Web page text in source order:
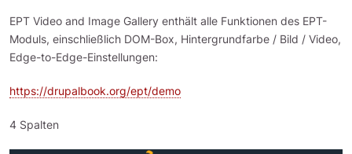
EPT Video and Image Gallery enthält alle Funktionen des EPT-
Moduls, einschließlich DOM-Box, Hintergrundfarbe / Bild / Video,
Edge-to-Edge-Einstellungen:
https://drupalbook.org/ept/demo
4 Spalten